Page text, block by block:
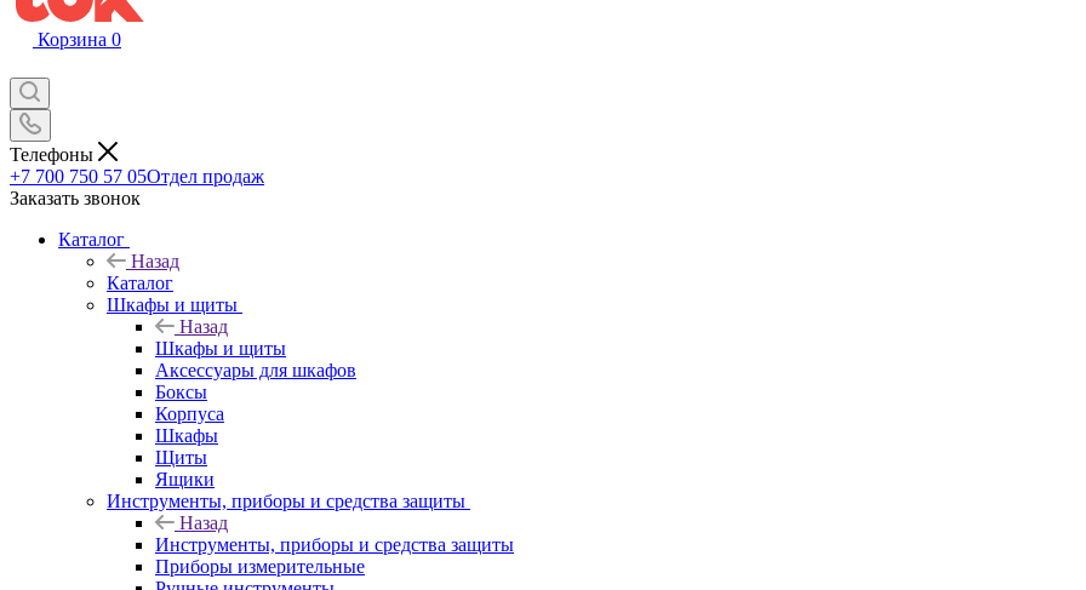
Корзина 0
Телефоны
+7 700 750 57 05Отдел продаж
Заказать звонок
Каталог
Назад
Каталог
Шкафы и щиты
Назад
Шкафы и щиты
Аксессуары для шкафов
Боксы
Корпуса
Шкафы
Щиты
Ящики
Инструменты, приборы и средства защиты
Назад
Инструменты, приборы и средства защиты
Приборы измерительные